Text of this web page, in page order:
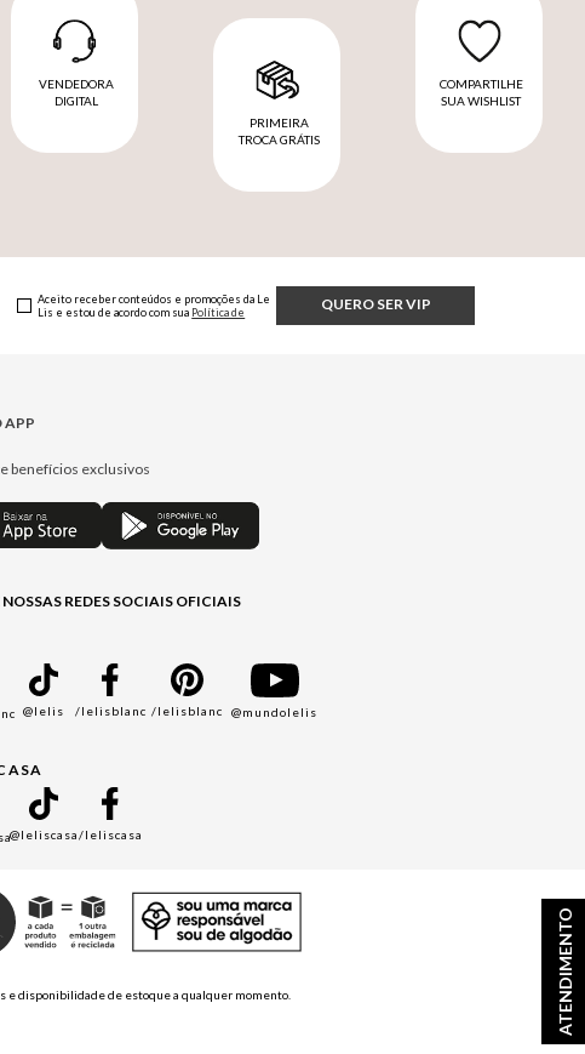
ATENDIMENTO
VENDEDORA
DIGITAL
PRIMEIRA
TROCA GRÁTIS
COMPARTILHE
SUA WISHLIST
QUERO SER VIP
Aceito receber conteúdos e promoções da Le
Lis e estou de acordo com sua Política de
APP
benefícios exclusivos
NOSSAS REDES SOCIAIS OFICIAIS
@lelis /lelisblanc /lelisblanc @mundolelis
@leliscasa/leliscasa
e disponibilidade de estoque a qualquer momento.